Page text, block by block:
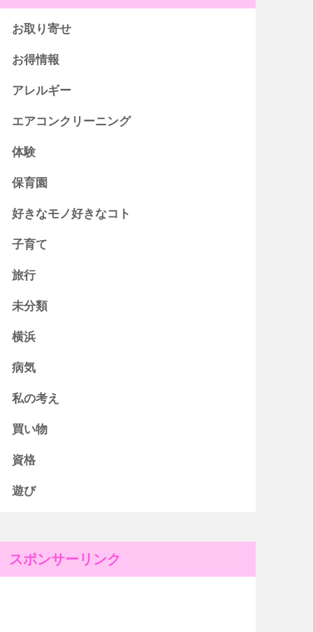
お取り寄せ
お得情報
アレルギー
エアコンクリーニング
体験
保育園
好きなモノ好きなコト
子育て
旅行
未分類
横浜
病気
私の考え
買い物
資格
遊び
スポンサーリンク